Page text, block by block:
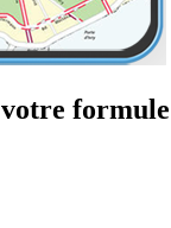
votre formule